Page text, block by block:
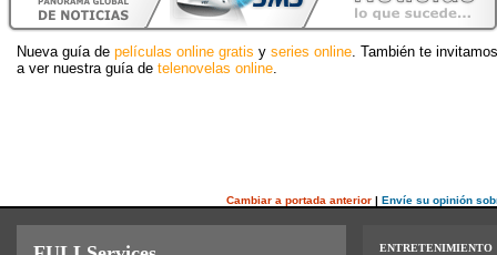
Nueva guía de películas online gratis y series online. También te invitamos
a ver nuestra guía de telenovelas online.
Cambiar a portada anterior| Envíe su opinión
ENTRETENIMIENTO